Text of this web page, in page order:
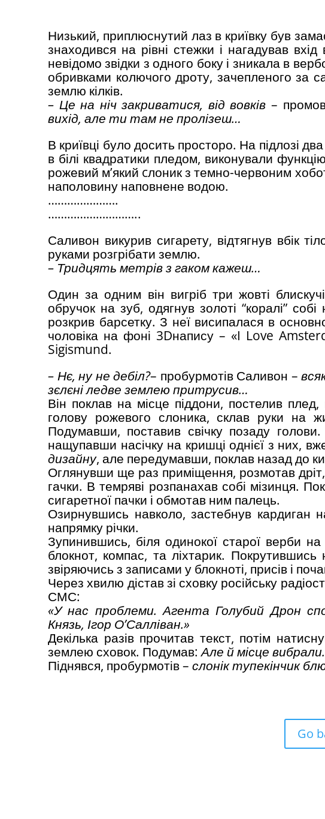
Низький, приплюснутий лаз в криївку був
знаходився на рівні стежки і нагадував
невідомо звідки з одного боку і зникала в
обривками колючого дроту, зачепленого за
землю кілків.
– Це на ніч закриватися, від вовків –
вихід, але ти там не пролізеш…
В криївці було досить просторо. На підлозі
в білі квадратики пледом, виконували
рожевий м’який cлоник з темно-червоним
наполовину наповнене водою.
………………….
………………………..
Саливон викурив сигарету, відтягнув вбік
руками розгрібати землю.
– Тридцять метрів з гаком кажеш…
Один за одним він вигріб три жовті
обручок на зуб, одягнув золоті “коралі”
розкрив барсетку. З неї висипалася в
чоловіка на фоні 3Dнапису – «I Love
Sigismund.
– Нє, ну не дебіл?– пробурмотів Саливон –
зєлєні ледве землею притрусив…
Він поклав на місце піддони, постелив плед,
голову рожевого слоника, склав руки на
Подумавши, поставив свічку позаду
нащупавши насічку на кришці однієї з них,
дизайну, але передумавши, поклав назад до
Оглянувши ще раз приміщення, розмотав дріт,
гачки. В темряві розпанахав собі мізинця.
сигаретної пачки і обмотав ним палець.
Озирнувшись навколо, застебнув кардиган
напрямку річки.
Зупинившись, біля одинокої старої верби
блокнот, компас, та ліхтарик.
звіряючись з записами у блокноті, присів і
Через хвилю дістав зі сховку російську
СМС:
«У нас проблеми. Агента Голубий Дрон
Князь, Ігор О’Салліван.»
Декілька разів прочитав текст, потім
землею сховок. Подумав:Але й місце
Піднявся, пробурмотів – слонік тупекінчик
Go